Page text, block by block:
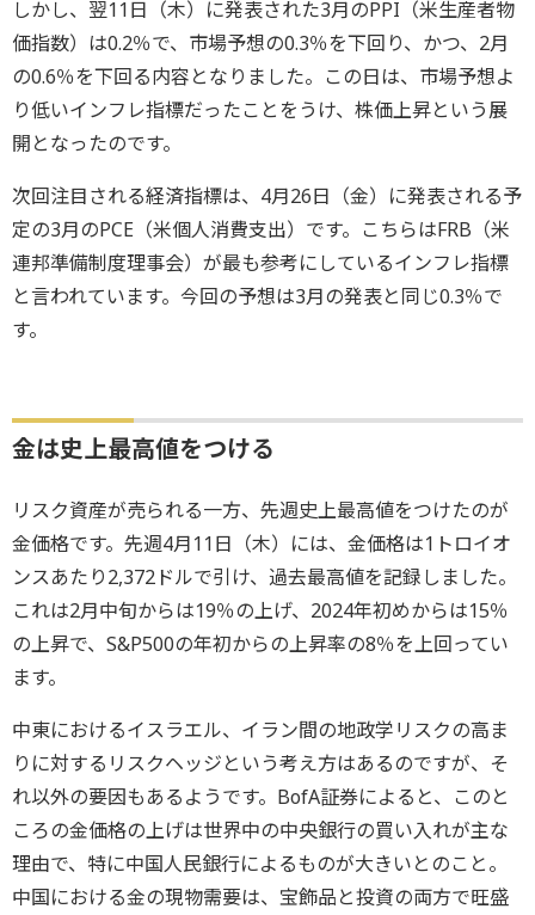
しかし、翌11日（木）に発表された3月のPPI（米生産者物
価指数）は0.2％で、市場予想の0.3％を下回り、かつ、2月
の0.6％を下回る内容となりました。この日は、市場予想よ
り低いインフレ指標だったことをうけ、株価上昇という展
開となったのです。
次回注目される経済指標は、4月26日（金）に発表される予
定の3月のPCE（米個人消費支出）です。こちらはFRB（米
連邦準備制度理事会）が最も参考にしているインフレ指標
と言われています。今回の予想は3月の発表と同じ0.3％で
す。
金は史上最高値をつける
リスク資産が売られる一方、先週史上最高値をつけたのが
金価格です。先週4月11日（木）には、金価格は1トロイオ
ンスあたり2,372ドルで引け、過去最高値を記録しました。
これは2月中旬からは19％の上げ、2024年初めからは15％
の上昇で、S&P500の年初からの上昇率の8％を上回ってい
ます。
中東におけるイスラエル、イラン間の地政学リスクの高ま
りに対するリスクヘッジという考え方はあるのですが、そ
れ以外の要因もあるようです。BofA証券によると、このと
ころの金価格の上げは世界中の中央銀行の買い入れが主な
理由で、特に中国人民銀行によるものが大きいとのこと。
中国における金の現物需要は、宝飾品と投資の両方で旺盛